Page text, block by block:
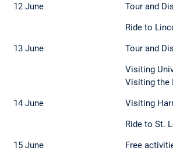
12 June
Tour and
Ride to
13 June
Tour and
Visiting
Visiting the
14 June
Visiting
Ride to St.
15 June
Free